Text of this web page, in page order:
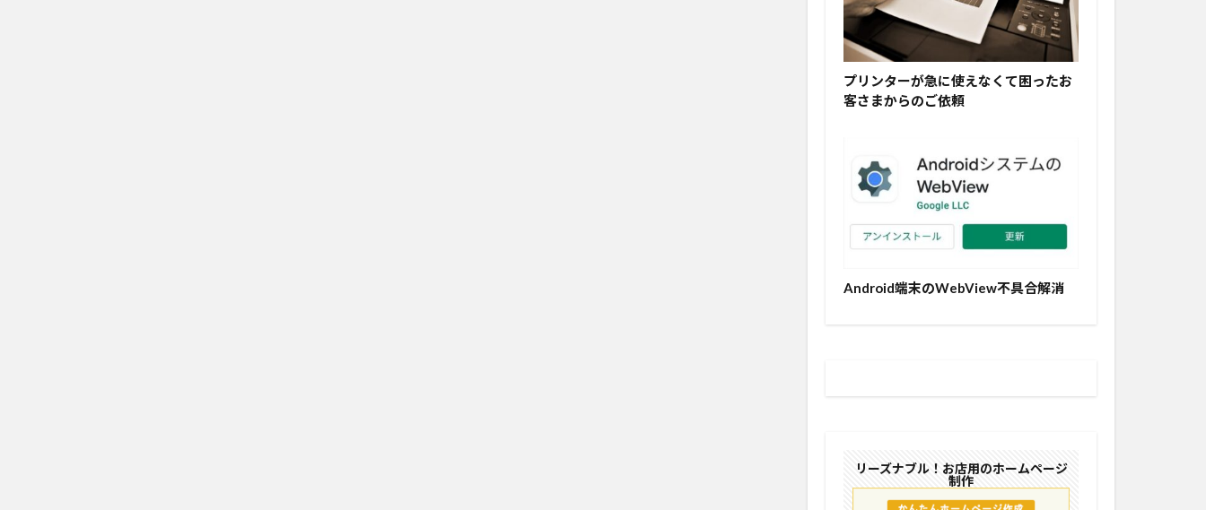
プリンターが急に使えなくて困ったお
客さまからのご依頼
Android端末のWebView不具合解消
リーズナブル！お店用のホームページ
制作